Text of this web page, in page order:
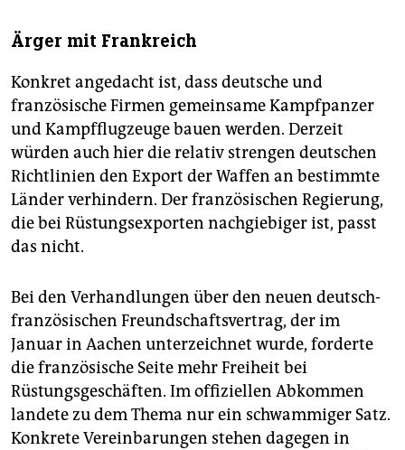
Ärger mit Frankreich
Konkret angedacht ist, dass deutsche und
französische Firmen gemeinsame Kampfpanzer
und Kampfflugzeuge bauen werden. Derzeit
würden auch hier die relativ strengen deutschen
Richtlinien den Export der Waffen an bestimmte
Länder verhindern. Der französischen Regierung,
die bei Rüstungsexporten nachgiebiger ist, passt
das nicht.
Bei den Verhandlungen über den neuen deutsch-
französischen Freundschaftsvertrag, der im
Januar in Aachen unterzeichnet wurde, forderte
die französische Seite mehr Freiheit bei
Rüstungsgeschäften. Im offiziellen Abkommen
landete zu dem Thema nur ein schwammiger Satz.
Konkrete Vereinbarungen stehen dagegen in